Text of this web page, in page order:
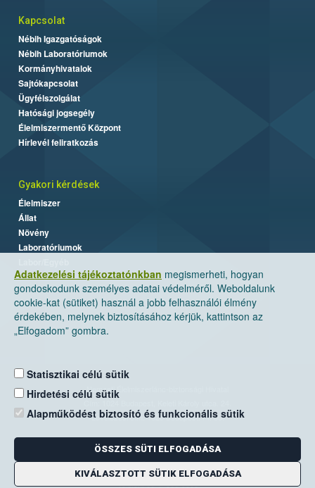
Adatkezelési tájékoztatónkban megismerheti, hogyan
gondoskodunk személyes adatai védelméről. Weboldalunk
cookie-kat (sütiket) használ a jobb felhasználói élmény
érdekében, melynek biztosításához kérjük, kattintson az
„Elfogadom” gombra.
Statisztikai célú sütik
Hirdetési célú sütik
Alapműködést biztosító és funkcionális sütik
ÖSSZES SÜTI ELFOGADÁSA
KIVÁLASZTOTT SÜTIK ELFOGADÁSA
Kapcsolat
Nébih Igazgatóságok
Nébih Laboratóriumok
Kormányhivatalok
Sajtókapcsolat
Ügyfélszolgálat
Hatósági jogsegély
Élelmiszermentő Központ
Hírlevél feliratkozás
Gyakori kérdések
Élelmiszer
Állat
Növény
Laboratóriumok
Nemzeti Élelmiszerlánc-biztonsági Hivatal
Levelezési cím: 1525 Budapest. Pf. 30.
E-mail:ugyfelszolgalat@nebih.gov.hu
Zöld szám: 06-80/263-244
Telefon: 06-1/ 336-9000